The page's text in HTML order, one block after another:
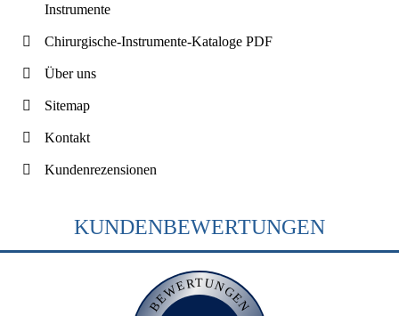
Instrumente
Chirurgische-Instrumente-Kataloge PDF
Über uns
Sitemap
Kontakt
Kundenrezensionen
KUNDENBEWERTUNGEN
BEWERTUNGEN